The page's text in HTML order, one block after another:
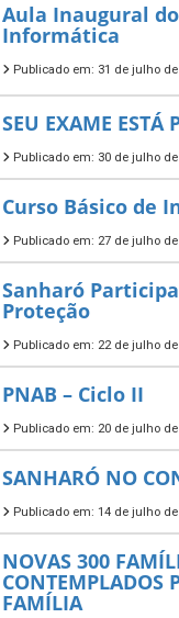
Aula Inaugural
Informática
Publicado em: 31 de julho de
SEU EXAME ESTÁ
Publicado em: 30 de julho de
Curso Básico de
Publicado em: 27 de julho de
Sanharó
Proteção
Publicado em: 22 de julho de
PNAB – Ciclo II
Publicado em: 20 de julho de
SANHARÓ NO
Publicado em: 14 de julho de
NOVAS 300
CONTEMPLADOS
FAMÍLIA